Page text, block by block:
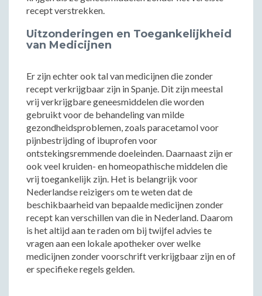
recept verstrekken.
Uitzonderingen en Toegankelijkheid
van Medicijnen
Er zijn echter ook tal van medicijnen die zonder
recept verkrijgbaar zijn in Spanje. Dit zijn meestal
vrij verkrijgbare geneesmiddelen die worden
gebruikt voor de behandeling van milde
gezondheidsproblemen, zoals paracetamol voor
pijnbestrijding of ibuprofen voor
ontstekingsremmende doeleinden. Daarnaast zijn er
ook veel kruiden- en homeopathische middelen die
vrij toegankelijk zijn. Het is belangrijk voor
Nederlandse reizigers om te weten dat de
beschikbaarheid van bepaalde medicijnen zonder
recept kan verschillen van die in Nederland. Daarom
is het altijd aan te raden om bij twijfel advies te
vragen aan een lokale apotheker over welke
medicijnen zonder voorschrift verkrijgbaar zijn en of
er specifieke regels gelden.